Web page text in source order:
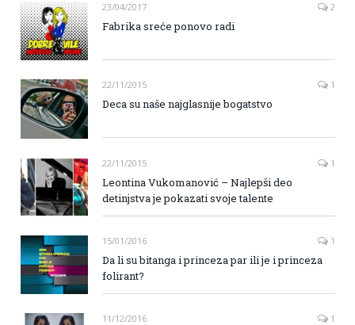
23/04/2017 2
Fabrika sreće ponovo radi
22/11/2015 1
Deca su naše najglasnije bogatstvo
22/11/2015 1
Leontina Vukomanović – Najlepši deo
detinjstva je pokazati svoje talente
15/01/2016 1
Da li su bitanga i princeza par ili je i princeza
folirant?
11/12/2016 1